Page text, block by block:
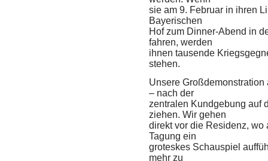
sie am 9. Februar in ihren
Bayerischen
Hof zum Dinner-Abend in
fahren, werden
ihnen tausende
stehen.
Unsere
– nach der
zentralen Kundgebung auf
ziehen. Wir gehen
direkt vor die Residenz,
Tagung ein
groteskes Schauspiel
mehr zu